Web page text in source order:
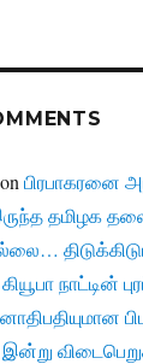
onபிரபாகரனை
தமிழக
கியூபா நாட்டின்